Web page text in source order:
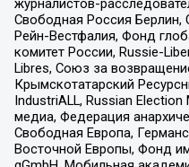
журналистов-
Свободная Россия
Рейн-Вестфалия, Фонд
комитет России, Russie-
Libres, Союз за
Крымскотатарский
IndustriALL, Russian
медиа, Федерация
Свободная Европа,
Восточной Европы, Фонд